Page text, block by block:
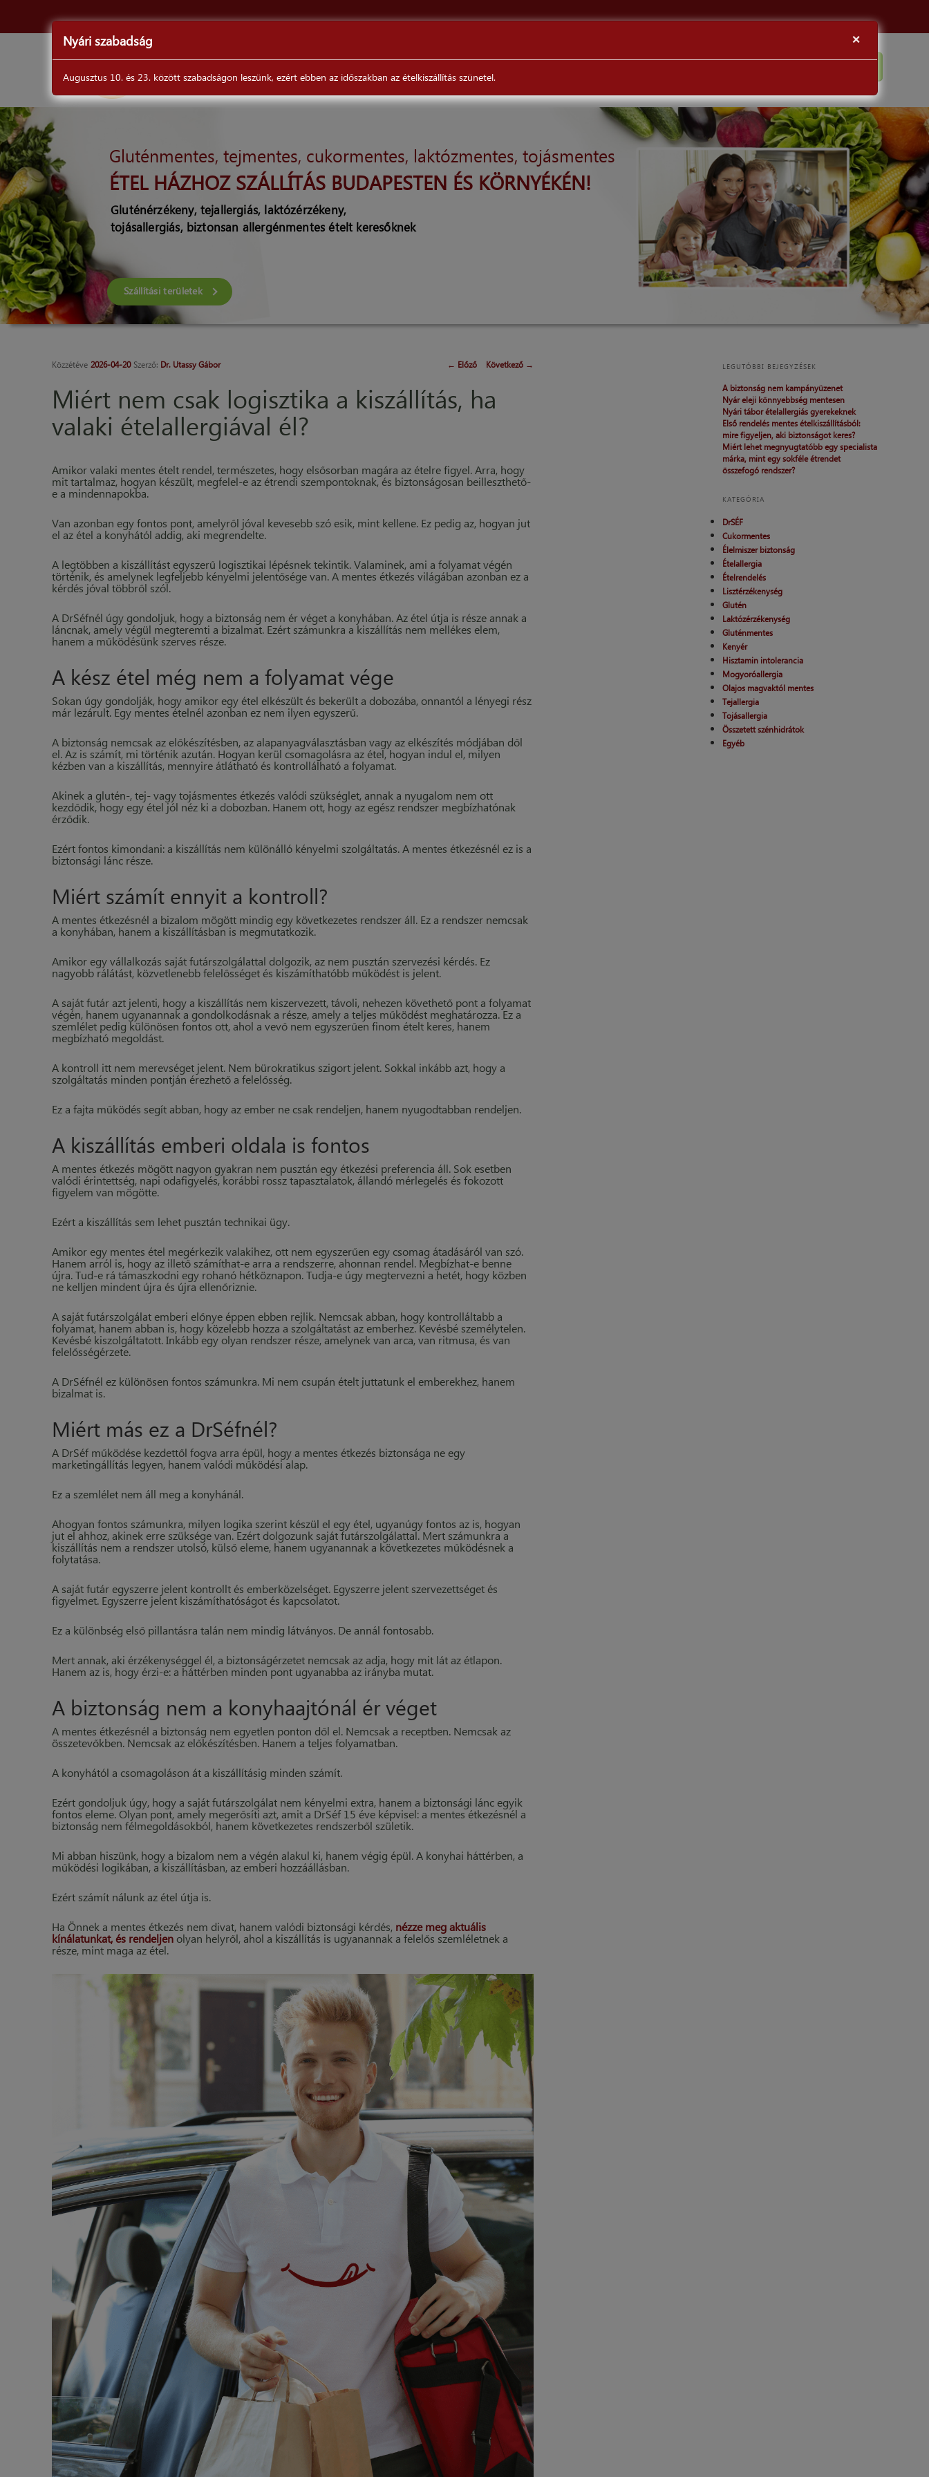
DrSéf
Gluténmentes, tejmentes, cukormentes, laktózmentes, tojásmentes
ÉTEL HÁZHOZ SZÁLLÍTÁS BUDAPESTEN ÉS KÖRNYÉKÉN!
Gluténérzékeny, tejallergiás, laktózérzékeny,
tojásallergiás, biztonsan allergénmentes ételt keresőknek
Szállítási területek
Közzétéve 2026-04-20 Szerző: Dr. Utassy Gábor ← Előző Következő →
Miért nem csak logisztika a kiszállítás, ha
valaki ételallergiával él?
Amikor valaki mentes ételt rendel, természetes, hogy elsősorban magára az ételre figyel. Arra, hogy
mit tartalmaz, hogyan készült, megfelel-e az étrendi szempontoknak, és biztonságosan beilleszthető-
e a mindennapokba.
Van azonban egy fontos pont, amelyről jóval kevesebb szó esik, mint kellene. Ez pedig az, hogyan jut
el az étel a konyhától addig, aki megrendelte.
A legtöbben a kiszállítást egyszerű logisztikai lépésnek tekintik. Valaminek, ami a folyamat végén
történik, és amelynek legfeljebb kényelmi jelentősége van. A mentes étkezés világában azonban ez a
kérdés jóval többről szól.
A DrSéfnél úgy gondoljuk, hogy a biztonság nem ér véget a konyhában. Az étel útja is része annak a
láncnak, amely végül megteremti a bizalmat. Ezért számunkra a kiszállítás nem mellékes elem,
hanem a működésünk szerves része.
A kész étel még nem a folyamat vége
Sokan úgy gondolják, hogy amikor egy étel elkészült és bekerült a dobozába, onnantól a lényegi rész
már lezárult. Egy mentes ételnél azonban ez nem ilyen egyszerű.
A biztonság nemcsak az előkészítésben, az alapanyagválasztásban vagy az elkészítés módjában dől
el. Az is számít, mi történik azután. Hogyan kerül csomagolásra az étel, hogyan indul el, milyen
kézben van a kiszállítás, mennyire átlátható és kontrollálható a folyamat.
Akinek a glutén-, tej- vagy tojásmentes étkezés valódi szükséglet, annak a nyugalom nem ott
kezdődik, hogy egy étel jól néz ki a dobozban. Hanem ott, hogy az egész rendszer megbízhatónak
érződik.
Ezért fontos kimondani: a kiszállítás nem különálló kényelmi szolgáltatás. A mentes étkezésnél ez is a
biztonsági lánc része.
Miért számít ennyit a kontroll?
A mentes étkezésnél a bizalom mögött mindig egy következetes rendszer áll. Ez a rendszer nemcsak
a konyhában, hanem a kiszállításban is megmutatkozik.
Amikor egy vállalkozás saját futárszolgálattal dolgozik, az nem pusztán szervezési kérdés. Ez
nagyobb rálátást, közvetlenebb felelősséget és kiszámíthatóbb működést is jelent.
A saját futár azt jelenti, hogy a kiszállítás nem kiszervezett, távoli, nehezen követhető pont a folyamat
végén, hanem ugyanannak a gondolkodásnak a része, amely a teljes működést meghatározza. Ez a
szemlélet pedig különösen fontos ott, ahol a vevő nem egyszerűen finom ételt keres, hanem
megbízható megoldást.
A kontroll itt nem merevséget jelent. Nem bürokratikus szigort jelent. Sokkal inkább azt, hogy a
szolgáltatás minden pontján érezhető a felelősség.
Ez a fajta működés segít abban, hogy az ember ne csak rendeljen, hanem nyugodtabban rendeljen.
A kiszállítás emberi oldala is fontos
A mentes étkezés mögött nagyon gyakran nem pusztán egy étkezési preferencia áll. Sok esetben
valódi érintettség, napi odafigyelés, korábbi rossz tapasztalatok, állandó mérlegelés és fokozott
figyelem van mögötte.
Ezért a kiszállítás sem lehet pusztán technikai ügy.
Amikor egy mentes étel megérkezik valakihez, ott nem egyszerűen egy csomag átadásáról van szó.
Hanem arról is, hogy az illető számíthat-e arra a rendszerre, ahonnan rendel. Megbízhat-e benne
újra. Tud-e rá támaszkodni egy rohanó hétköznapon. Tudja-e úgy megtervezni a hetét, hogy közben
ne kelljen mindent újra és újra ellenőriznie.
A saját futárszolgálat emberi előnye éppen ebben rejlik. Nemcsak abban, hogy kontrolláltabb a
folyamat, hanem abban is, hogy közelebb hozza a szolgáltatást az emberhez. Kevésbé személytelen.
Kevésbé kiszolgáltatott. Inkább egy olyan rendszer része, amelynek van arca, van ritmusa, és van
felelősségérzete.
A DrSéfnél ez különösen fontos számunkra. Mi nem csupán ételt juttatunk el emberekhez, hanem
bizalmat is.
Miért más ez a DrSéfnél?
A DrSéf működése kezdettől fogva arra épül, hogy a mentes étkezés biztonsága ne egy
marketingállítás legyen, hanem valódi működési alap.
Ez a szemlélet nem áll meg a konyhánál.
Ahogyan fontos számunkra, milyen logika szerint készül el egy étel, ugyanúgy fontos az is, hogyan
jut el ahhoz, akinek erre szüksége van. Ezért dolgozunk saját futárszolgálattal. Mert számunkra a
kiszállítás nem a rendszer utolsó, külső eleme, hanem ugyanannak a következetes működésnek a
folytatása.
A saját futár egyszerre jelent kontrollt és emberközelséget. Egyszerre jelent szervezettséget és
figyelmet. Egyszerre jelent kiszámíthatóságot és kapcsolatot.
Ez a különbség első pillantásra talán nem mindig látványos. De annál fontosabb.
Mert annak, aki érzékenységgel él, a biztonságérzetet nemcsak az adja, hogy mit lát az étlapon.
Hanem az is, hogy érzi-e: a háttérben minden pont ugyanabba az irányba mutat.
A biztonság nem a konyhaajtónál ér véget
A mentes étkezésnél a biztonság nem egyetlen ponton dől el. Nemcsak a receptben. Nemcsak az
összetevőkben. Nemcsak az előkészítésben. Hanem a teljes folyamatban.
A konyhától a csomagoláson át a kiszállításig minden számít.
Ezért gondoljuk úgy, hogy a saját futárszolgálat nem kényelmi extra, hanem a biztonsági lánc egyik
fontos eleme. Olyan pont, amely megerősíti azt, amit a DrSéf 15 éve képvisel: a mentes étkezésnél a
biztonság nem félmegoldásokból, hanem következetes rendszerből születik.
Mi abban hiszünk, hogy a bizalom nem a végén alakul ki, hanem végig épül. A konyhai háttérben, a
működési logikában, a kiszállításban, az emberi hozzáállásban.
Ezért számít nálunk az étel útja is.
Ha Önnek a mentes étkezés nem divat, hanem valódi biztonsági kérdés, nézze meg aktuális
kínálatunkat, és rendeljenolyan helyről, ahol a kiszállítás is ugyanannak a felelős szemléletnek a
része, mint maga az étel.
LEGUTÓBBI BEJEGYZÉSEK
A biztonság nem kampányüzenet
Nyár eleji könnyebbség mentesen
Nyári tábor ételallergiás gyerekeknek
Első rendelés mentes ételkiszállításból:
mire figyeljen, aki biztonságot keres?
Miért lehet megnyugtatóbb egy specialista
márka, mint egy sokféle étrendet
összefogó rendszer?
KATEGÓRIA
DrSÉF
Cukormentes
Élelmiszer biztonság
Ételallergia
Ételrendelés
Lisztérzékenység
Glutén
Laktózérzékenység
Gluténmentes
Kenyér
Hisztamin intolerancia
Mogyoróallergia
Olajos magvaktól mentes
Tejallergia
Tojásallergia
Összetett szénhidrátok
Egyéb
×
Nyári szabadság
Augusztus 10. és 23. között szabadságon leszünk, ezért ebben az időszakban az ételkiszállítás szünetel.